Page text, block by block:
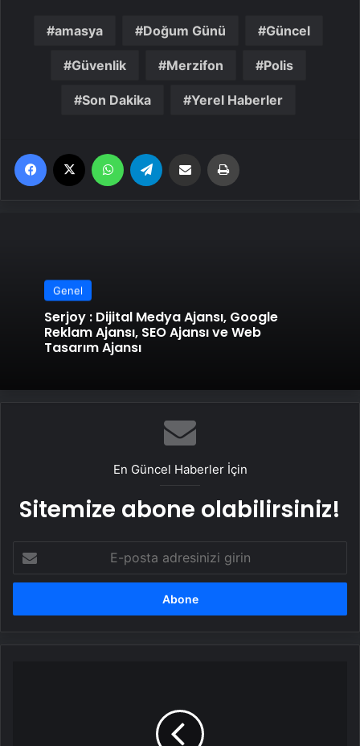
amasya Doğum Günü Güncel
Güvenlik Merzifon Polis
Son Dakika Yerel Haberler
Facebook WhatsApp Email'den paylaş
Genel
Serjoy : Dijital Medya Ajansı, Google
Reklam Ajansı, SEO Ajansı ve Web
Tasarım Ajansı
En Güncel Haberler İçin
Sitemize abone olabilirsiniz!
posta
adresinizi